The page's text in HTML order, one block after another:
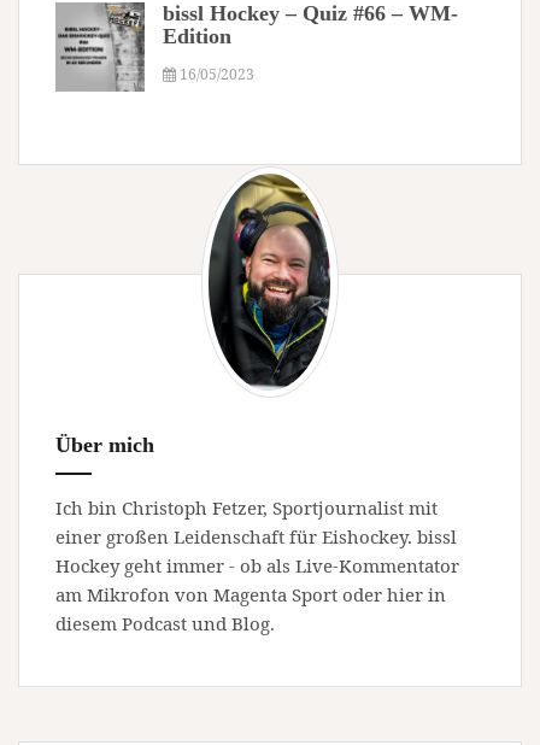
bissl Hockey – Quiz #66 – WM-
Edition
16/05/2023
Über mich
Ich bin Christoph Fetzer, Sportjournalist mit
einer großen Leidenschaft für Eishockey. bissl
Hockey geht immer - ob als Live-Kommentator
am Mikrofon von Magenta Sport oder hier in
diesem Podcast und Blog.